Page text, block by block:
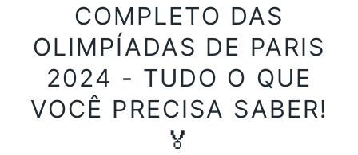
COMPLETO DAS
OLIMPÍADAS DE PARIS
2024 - TUDO O QUE
VOCÊ PRECISA SABER!
🏅